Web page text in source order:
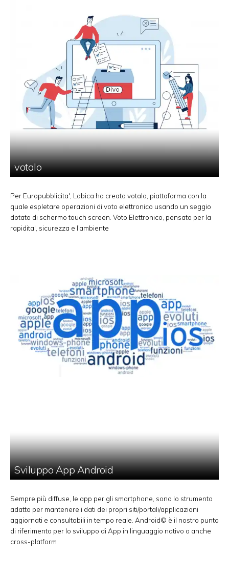
votalo
Per Europubblicita', Labica ha creato votalo, piattaforma con la
quale espletare operazioni di voto elettronico usando un seggio
dotato di schermo touch screen. Voto Elettronico, pensato per la
rapidita', sicurezza e l’ambiente
Sviluppo App Android
Sempre più diffuse, le app per gli smartphone, sono lo strumento
adatto per mantenere i dati dei propri siti/portali/applicazioni
aggiornati e consultabili in tempo reale. Android© è il nostro punto
di riferimento per lo sviluppo di App in linguaggio nativo o anche
cross-platform